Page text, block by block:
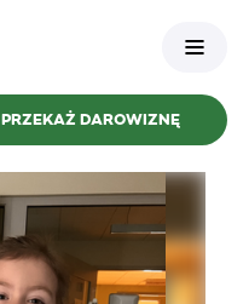
PRZEKAŻ DAROWIZNĘ